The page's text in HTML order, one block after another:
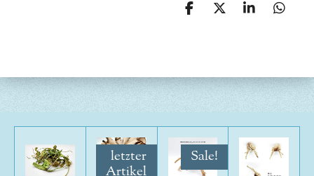
T
n
T
n
T
n
T
n
letzter
Artikel
Sale!